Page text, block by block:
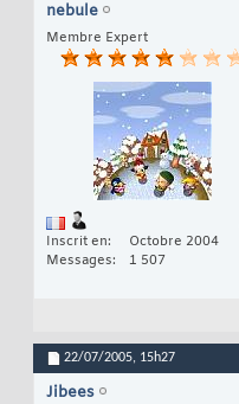
nebule
Membre Expert
Inscrit en
Octobre 2004
Messages
1 507
22/07/2005, 15h27
Jibees